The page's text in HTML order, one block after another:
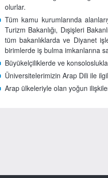
olurlar.
Tüm kamu kurumlarında
Turizm Bakanlığı, Dışişleri
tüm bakanlıklarda ve Diyanet
birimlerde iş bulma imkanlarına
Büyükelçiliklerde ve
Üniversitelerimizin Arap Dili ile
Arap ülkeleriyle olan yoğun